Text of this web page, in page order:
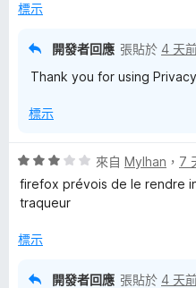
標示
開發者回應 張貼於 4 天
Thank you for using
標示
評
價
3
，
來自 Mylhan ， 7
firefox prévois de le rendre
traqueur
標示
開發者回應 張貼於 4 天